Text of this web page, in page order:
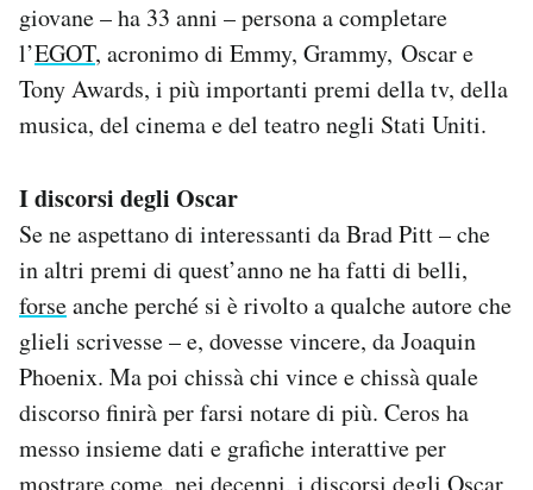
giovane – ha 33 anni – persona a completare
l’EGOT, acronimo di Emmy, Grammy, Oscar e
Tony Awards, i più importanti premi della tv, della
musica, del cinema e del teatro negli Stati Uniti.
I discorsi degli Oscar
Se ne aspettano di interessanti da Brad Pitt – che
in altri premi di quest’anno ne ha fatti di belli,
forseanche perché si è rivolto a qualche autore che
glieli scrivesse – e, dovesse vincere, da Joaquin
Phoenix. Ma poi chissà chi vince e chissà quale
discorso finirà per farsi notare di più. Ceros ha
messo insieme dati e grafiche interattive per